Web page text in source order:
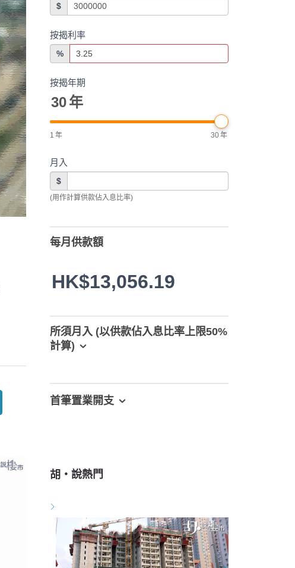
$
按揭利率
%
按揭年期
30年
1 年 30年
月入
$
(用作計算供款佔入息比率)
每月供款額
HK$13,056.19
所須月入 (以供款佔入息比率上限50%
計算)
首筆置業開支
胡‧說熱門